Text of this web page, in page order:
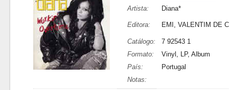
Artista:
Diana*
Editora: EMI, VALENTIM DE
Catálogo:
7 92543 1
Formato:
Vinyl, LP, Album
País:
Portugal
Notas: